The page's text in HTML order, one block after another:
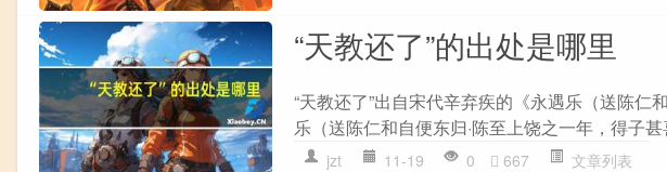
“天教还了”的出处是哪里
“天教还了”出自宋代辛弃疾的《永遇乐（送陈仁
乐（送陈仁和自便东归·陈至上饶之一年，得子
jzt 11-19 0 667 文章列表